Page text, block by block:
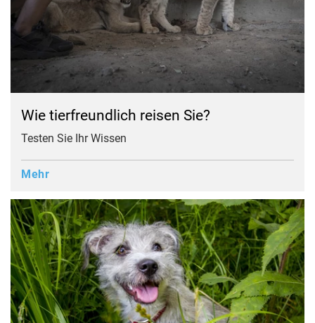
Wie tierfreundlich reisen Sie?
Testen Sie Ihr Wissen
Mehr